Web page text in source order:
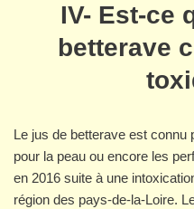
IV- Est-ce
betterave
Le jus de betterave est
pour la peau ou encore les
en 2016 suite à une
région des pays-de-la-Loire.